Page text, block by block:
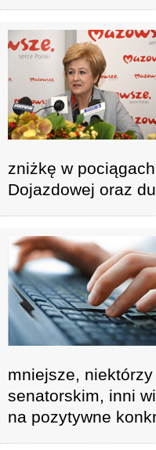
zniżkę w
Dojazdowej oraz
mniejsze,
senatorskim, inni
na pozytywne